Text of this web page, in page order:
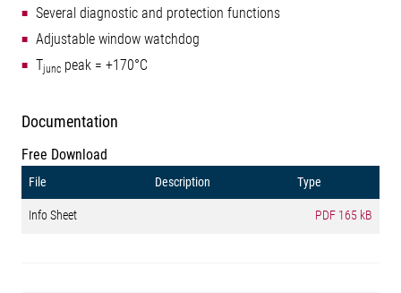
Several diagnostic and protection functions
Adjustable window watchdog
Tjunc peak = +170°C
Documentation
Free Download
File Description Type
Info Sheet PDF 165 kB